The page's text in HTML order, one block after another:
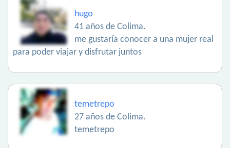
hugo
41 años de Colima.
me gustaría conocer a una mujer real
para poder viajar y disfrutar juntos
temetrepo
27 años de Colima.
temetrepo